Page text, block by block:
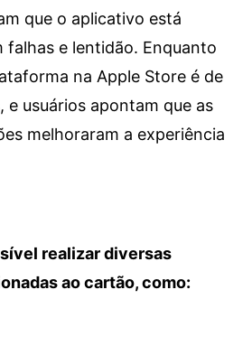
que o aplicativo está
e lentidão. Enquanto
na Apple Store é de
e usuários apontam que as
melhoraram a experiência
realizar diversas
ao cartão, como: